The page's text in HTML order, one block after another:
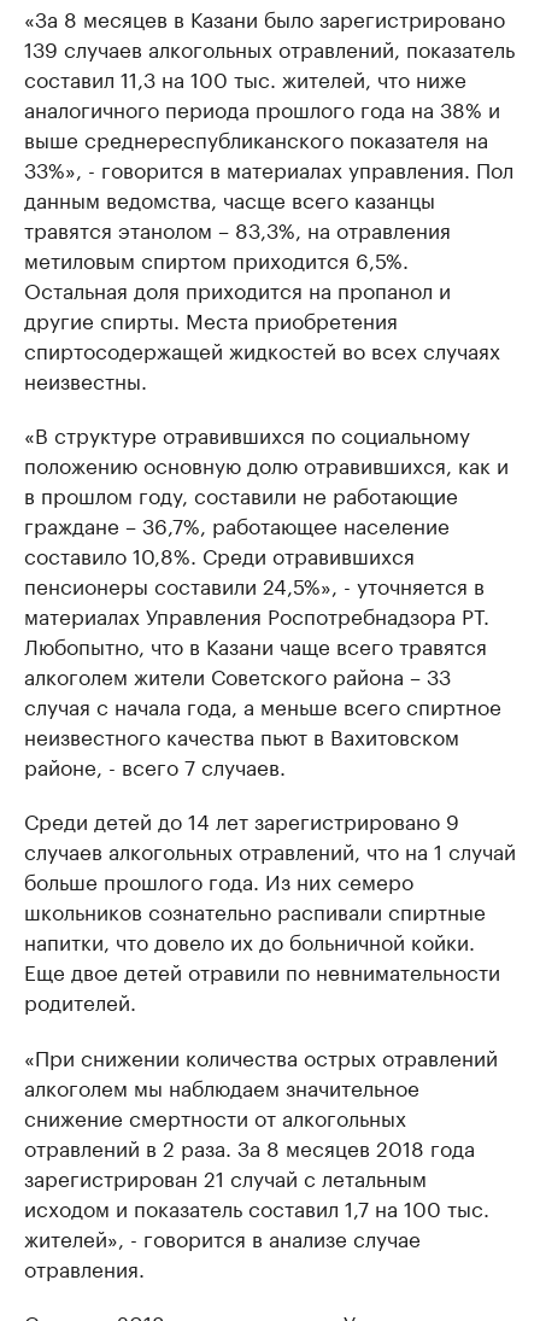
«За 8 месяцев в Казани было зарегистрировано
139 случаев алкогольных отравлений, показатель
составил 11,3 на 100 тыс. жителей, что ниже
аналогичного периода прошлого года на 38% и
выше среднереспубликанского показателя на
33%», - говорится в материалах управления. Пол
данным ведомства, часще всего казанцы
травятся этанолом – 83,3%, на отравления
метиловым спиртом приходится 6,5%.
Остальная доля приходится на пропанол и
другие спирты. Места приобретения
спиртосодержащей жидкостей во всех случаях
неизвестны.
«В структуре отравившихся по социальному
положению основную долю отравившихся, как и
в прошлом году, составили не работающие
граждане – 36,7%, работающее население
составило 10,8%. Среди отравившихся
пенсионеры составили 24,5%», - уточняется в
материалах Управления Роспотребнадзора РТ.
Любопытно, что в Казани чаще всего травятся
алкоголем жители Советского района – 33
случая с начала года, а меньше всего спиртное
неизвестного качества пьют в Вахитовском
районе, - всего 7 случаев.
Среди детей до 14 лет зарегистрировано 9
случаев алкогольных отравлений, что на 1 случай
больше прошлого года. Из них семеро
школьников сознательно распивали спиртные
напитки, что довело их до больничной койки.
Еще двое детей отравили по невнимательности
родителей.
«При снижении количества острых отравлений
алкоголем мы наблюдаем значительное
снижение смертности от алкогольных
отравлений в 2 раза. За 8 месяцев 2018 года
зарегистрирован 21 случай с летальным
исходом и показатель составил 1,7 на 100 тыс.
жителей», - говорится в анализе случае
отравления.